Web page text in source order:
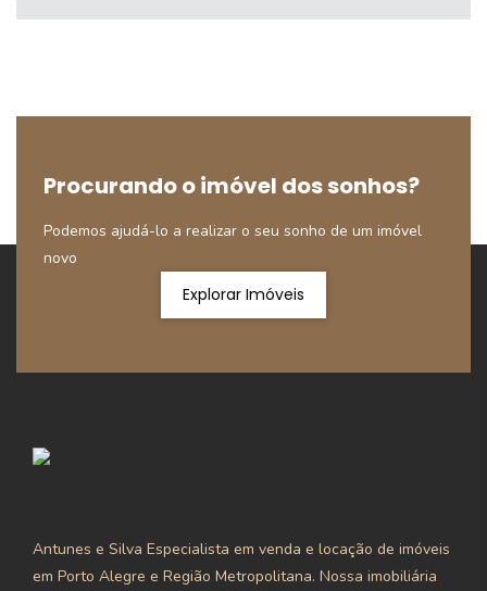
Procurando o imóvel dos sonhos?
Podemos ajudá-lo a realizar o seu sonho de um imóvel
novo
Explorar Imóveis
Antunes e Silva Especialista em venda e locação de imóveis
em Porto Alegre e Região Metropolitana. Nossa imobiliária